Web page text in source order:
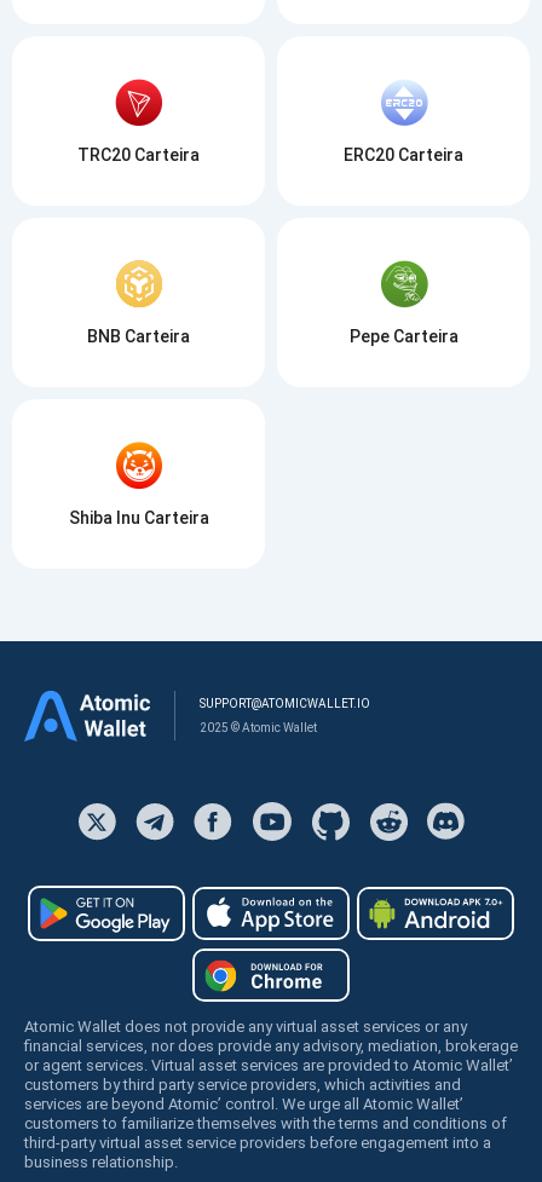
TRC20 Carteira ERC20 Carteira
BNB Carteira Pepe Carteira
Shiba Inu Carteira
SUPPORT@ATOMICWALLET.IO
2025 © Atomic Wallet
Atomic Wallet does not provide any virtual asset services or any
financial services, nor does provide any advisory, mediation, brokerage
or agent services. Virtual asset services are provided to Atomic Wallet’
customers by third party service providers, which activities and
services are beyond Atomic’ control. We urge all Atomic Wallet’
customers to familiarize themselves with the terms and conditions of
third-party virtual asset service providers before engagement into a
business relationship.